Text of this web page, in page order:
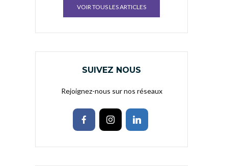
VOIR TOUS LES ARTICLES
SUIVEZ NOUS
Rejoignez-nous sur nos réseaux